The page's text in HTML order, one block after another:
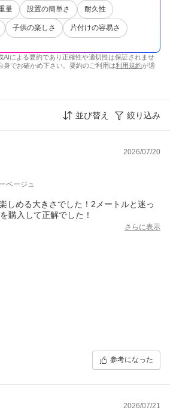
量 設置の簡単さ 耐久性
子供の楽しさ 片付けの容易さ
AIによる要約であり正確性や適切性は保証されませ
身でお確かめ下さい。要約のご利用は利用規約が適
並び替え 絞り込み
2026/07/20
ベージュ
しめる大きさでした！2メートルと迷っ
購入して正解でした！
さらに表示
参考になった
2026/07/21